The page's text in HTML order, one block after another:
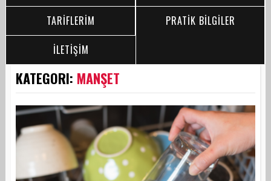
TARİFLERİM
PRATİK BİLGİLER
İLETİŞİM
KATEGORI: MANŞET